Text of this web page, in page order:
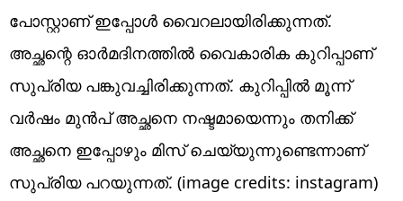
പോസ്റ്റാണ് ഇപ്പോൾ വൈറലായിരിക്കുന്നത്.
അച്ഛന്റെ ഓർമദിനത്തിൽ വൈകാരിക കുറിപ്പാണ്
സുപ്രിയ പങ്കുവച്ചിരിക്കുന്നത്. കുറിപ്പിൽ മൂന്ന്
വർഷം മുൻപ് അച്ഛനെ നഷ്ടമായെന്നും തനിക്ക്
അച്ഛനെ ഇപ്പോഴും മിസ് ചെയ്യുന്നുണ്ടെന്നാണ്
സുപ്രിയ പറയുന്നത്. (image credits: instagram)